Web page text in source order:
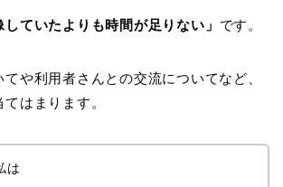
していたよりも時間が足りない」 です。
や利用者さんとの交流についてなど、
はまります。
は